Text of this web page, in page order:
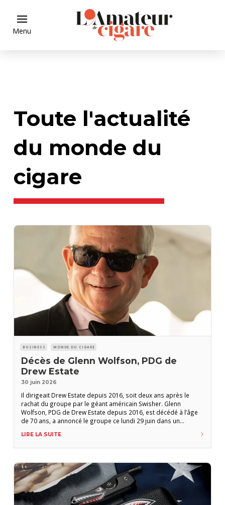
Menu
Toute l'actualité
du monde du
cigare
BUSINESS MONDE DU CIGARE
Décès de Glenn Wolfson, PDG de
Drew Estate
30 juin 2026
Il dirigeait Drew Estate depuis 2016, soit deux ans après le
rachat du groupe par le géant américain Swisher. Glenn
Wolfson, PDG de Drew Estate depuis 2016, est décédé à l’âge
de 70 ans, a annoncé le groupe ce lundi 29 juin dans un
suivait un traitement pour un cancer
LIRE LA SUITE